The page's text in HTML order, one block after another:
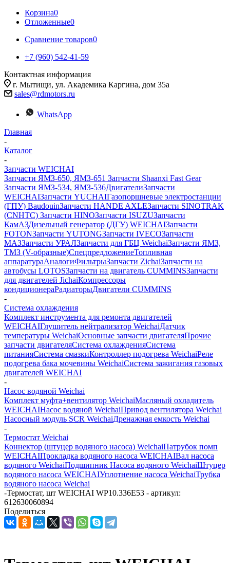
Корзина0
Отложенные0
Сравнение товаров0
+7 (960) 542-41-59
Контактная информация
г. Мытищи, ул. Академика Каргина, дом 35а
sales@rdmotors.ru
WhatsApp
Главная
-
Каталог
-
Запчасти WEICHAI
Запчасти ЯМЗ-650, ЯМЗ-651 Запчасти Shaanxi Fast Gear
Запчасти ЯМЗ-534, ЯМЗ-536ДвигателиЗапчасти
WEICHAIЗапчасти YUCHAIГазопоршневые электростанции
(ГПУ) BaudouinЗапчасти HANDE AXLEЗапчасти SINOTRAK
(CNHTC) Запчасти HINOЗапчасти ISUZUЗапчасти
КамАЗДизельный генератор (ДГУ) WEICHAIЗапчасти
FOTONЗапчасти YUTONGЗапчасти IVECOЗапчасти
МАЗЗапчасти УРАЛЗапчасти для ГБЦ WeichaiЗапчасти ЯМЗ,
ТМЗ (V-образные)СпецпредложениеТопливная
аппаратураАналогиФильтрыЗапчасти ZichaiЗапчасти на
автобусы LOTOSЗапчасти на двигатель CUMMINSЗапчасти
для двигателей JichaiКомпрессоры
кондиционераРадиаторыДвигатели CUMMINS
-
Система охлаждения
Комплект инструмента для ремонта двигателей
WEICHAIГлушитель нейтрализатор WeichaiДатчик
температуры WeichaiОсновные запчасти двигателяПрочие
запчасти двигателяСистема охлажденияСистема
питанияСистема смазкиКонтроллер подогрева WeichaiРеле
подогрева бака мочевины WeichaiСистема зажигания газовых
двигателей WEICHAI
-
Насос водяной Weichai
Комплект муфта+вентилятор WeichaiМасляный охладитель
WEICHAIНасос водяной WeichaiПривод вентилятора Weichai
Насосный модуль SCR WeichaiДренажная емкость Weichai
-
Термостат Weichai
Коннектор (штуцер водяного насоса) WeichaiПатрубок помп
WEICHAIПрокладка водяного насоса WEICHAIВал насоса
водяного WeichaiПодшипник Насоса водяного WeichaiШтуцер
водяного насоса WEICHAIУплотнение насоса WeichaiТрубка
водяного насоса Weichai
-Термостат, шт WEICHAI WP10.336Е53 - артикул:
612630060894
Поделиться